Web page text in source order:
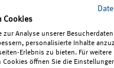
Cookies
zur Analyse unserer
personalisierte Inhalte
Erlebnis zu bieten. Für
Cookies öffnen Sie die